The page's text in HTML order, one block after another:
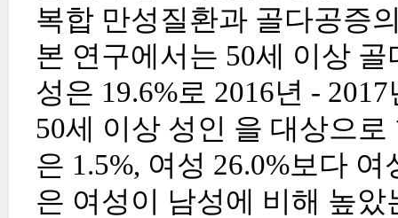
복합 만성질환과 골다공증
본 연구에서는 50세 이상
성은 19.6%로 2016년 -
50세 이상 성인 을 대상으
은 1.5%, 여성 26.0%보다
은 여성이 남성에 비해 높